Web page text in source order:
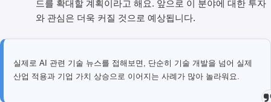
드를 확대할 계획이라고 해요. 앞으로 이 분야에 대한 투자
와 관심은 더욱 커질 것으로 예상됩니다.
실제로 AI 관련 기술 뉴스를 접해보면, 단순히 기술 개발을 넘어 실제
산업 적용과 기업 가치 상승으로 이어지는 사례가 많아 놀라워요.